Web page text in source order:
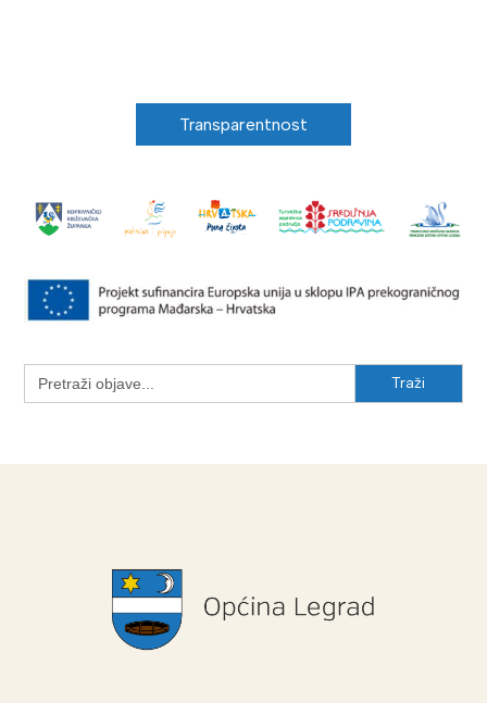
Transparentnost
Search
for: